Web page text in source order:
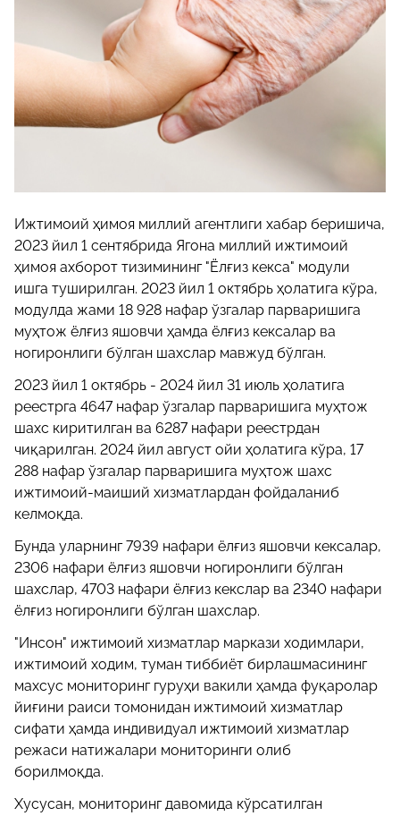
Ижтимоий ҳимоя миллий агентлиги хабар беришича,
2023 йил 1 сентябрида Ягона миллий ижтимоий
ҳимоя ахборот тизимининг "Ёлғиз кекса" модули
ишга туширилган. 2023 йил 1 октябрь ҳолатига кўра,
модулда жами 18 928 нафар ўзгалар парваришига
муҳтож ёлғиз яшовчи ҳамда ёлғиз кексалар ва
ногиронлиги бўлган шахслар мавжуд бўлган.
2023 йил 1 октябрь - 2024 йил 31 июль ҳолатига
реестрга 4647 нафар ўзгалар парваришига муҳтож
шахс киритилган ва 6287 нафари реестрдан
чиқарилган. 2024 йил август ойи ҳолатига кўра, 17
288 нафар ўзгалар парваришига муҳтож шахс
ижтимоий-маиший хизматлардан фойдаланиб
келмоқда.
Бунда уларнинг 7939 нафари ёлғиз яшовчи кексалар,
2306 нафари ёлғиз яшовчи ногиронлиги бўлган
шахслар, 4703 нафари ёлғиз кекслар ва 2340 нафари
ёлғиз ногиронлиги бўлган шахслар.
"Инсон" ижтимоий хизматлар маркази ходимлари,
ижтимоий ходим, туман тиббиёт бирлашмасининг
махсус мониторинг гуруҳи вакили ҳамда фуқаролар
йиғини раиси томонидан ижтимоий хизматлар
сифати ҳамда индивидуал ижтимоий хизматлар
режаси натижалари мониторинги олиб
борилмоқда.
Хусусан, мониторинг давомида кўрсатилган